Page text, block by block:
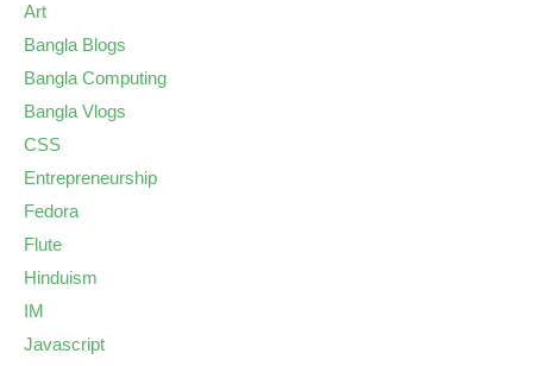
Art
Bangla Blogs
Bangla Computing
Bangla Vlogs
CSS
Entrepreneurship
Fedora
Flute
Hinduism
IM
Javascript